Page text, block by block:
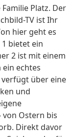
Platz. Der
TV ist Ihr
hier geht es
bietet ein
2 ist mit einem
echtes
über eine
und
Ostern bis
Direkt davor